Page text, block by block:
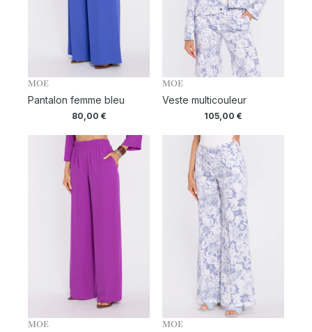
MOE
Pantalon femme bleu
80,00 €
MOE
Veste multicouleur
105,00 €
MOE MOE